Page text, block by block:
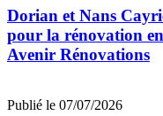
Dorian et Nans
pour la rénovation
Avenir Rénovations
Publié le 07/07/2026